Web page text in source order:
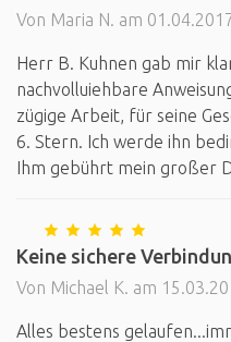
Von Maria N. am
Herr B. Kuhnen gab mir
nachvolluiehbare
zügige Arbeit, für seine
6. Stern. Ich werde ihn
Ihm gebührt mein großer
Keine sichere
Von Michael K. am
Alles bestens